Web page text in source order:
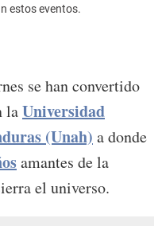
estos eventos.
se han convertido
laUniversidad
(Unah) a donde
amantes de la
el universo.